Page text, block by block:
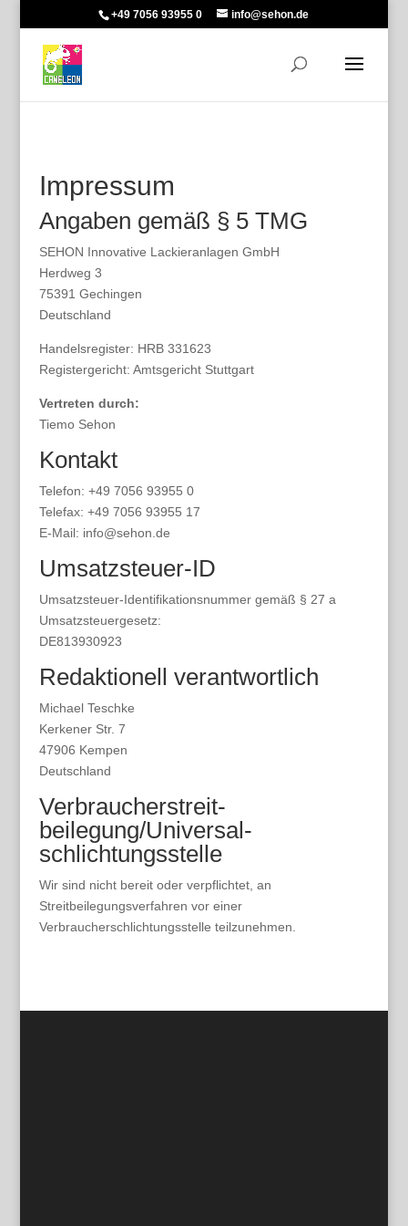
+49 7056 93955 0 info@sehon.de
Impressum
Angaben gemäß § 5 TMG
SEHON Innovative Lackieranlagen GmbH
Herdweg 3
75391 Gechingen
Deutschland
Handelsregister: HRB 331623
Registergericht: Amtsgericht Stuttgart
Vertreten durch:
Tiemo Sehon
Kontakt
Telefon: +49 7056 93955 0
Telefax: +49 7056 93955 17
E-Mail: info@sehon.de
Umsatzsteuer-ID
Umsatzsteuer-Identifikationsnummer gemäß § 27 a
Umsatzsteuergesetz:
DE813930923
Redaktionell verantwortlich
Michael Teschke
Kerkener Str. 7
47906 Kempen
Deutschland
Verbraucher­streit­
beilegung/Universal­
schlichtungs­stelle
Wir sind nicht bereit oder verpflichtet, an
Streitbeilegungsverfahren vor einer
Verbraucherschlichtungsstelle teilzunehmen.